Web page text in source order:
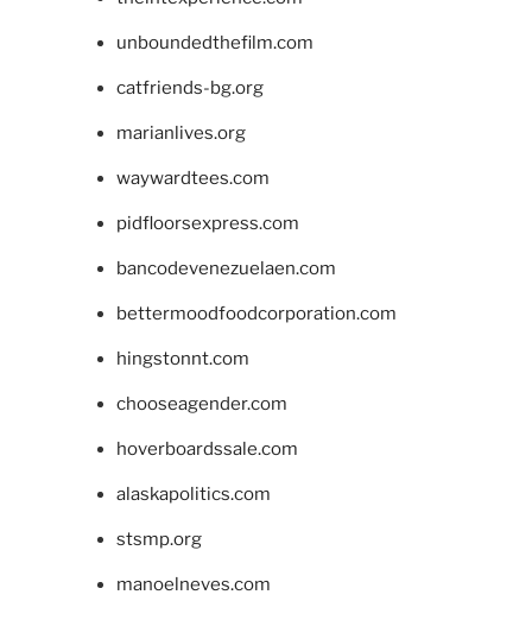
unboundedthefilm.com
catfriends-bg.org
marianlives.org
waywardtees.com
pidfloorsexpress.com
bancodevenezuelaen.com
bettermoodfoodcorporation.com
hingstonnt.com
chooseagender.com
hoverboardssale.com
alaskapolitics.com
stsmp.org
manoelneves.com